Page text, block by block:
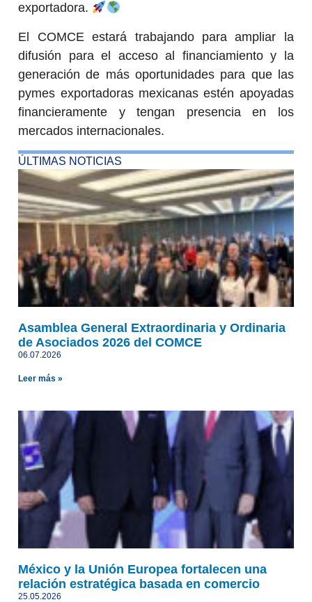
exportadora.
El COMCE estará trabajando para ampliar la
difusión para el acceso al financiamiento y la
generación de más oportunidades para que las
pymes exportadoras mexicanas estén apoyadas
financieramente y tengan presencia en los
mercados internacionales.
ÚLTIMAS NOTICIAS
Asamblea General Extraordinaria y Ordinaria
de Asociados 2026 del COMCE
06.07.2026
Leer más »
México y la Unión Europea fortalecen una
relación estratégica basada en comercio
25.05.2026